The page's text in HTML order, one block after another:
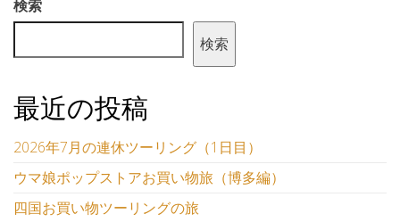
検索
検索
最近の投稿
2026年7月の連休ツーリング（1日目）
ウマ娘ポップストアお買い物旅（博多編）
四国お買い物ツーリングの旅